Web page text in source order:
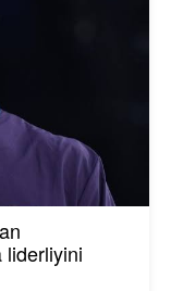
liderliyini